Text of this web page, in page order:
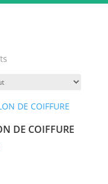
DE COIFFURE